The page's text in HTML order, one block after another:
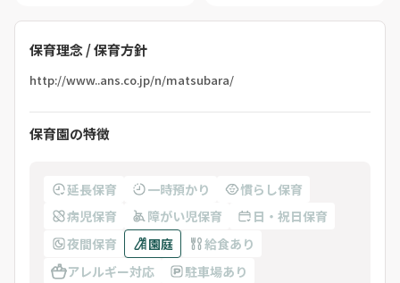
保育理念 / 保育方針
http://www..ans.co.jp/n/matsubara/
保育園の特徴
延長保育 一時預かり
慣らし保育
病児保育
障がい児保育
日・祝日保育
夜間保育
園庭
給食あり
アレルギー対応
駐車場あり